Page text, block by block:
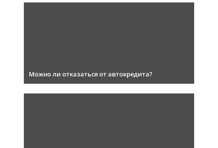
Можно ли отказаться от автокредита?